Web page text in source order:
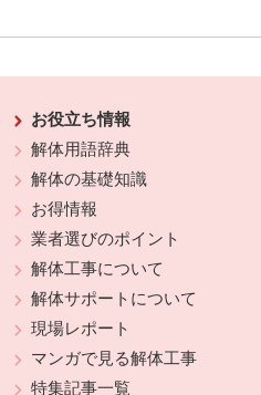
お役立ち情報
解体用語辞典
解体の基礎知識
お得情報
業者選びのポイント
解体工事について
解体サポートについて
現場レポート
マンガで見る解体工事
特集記事一覧